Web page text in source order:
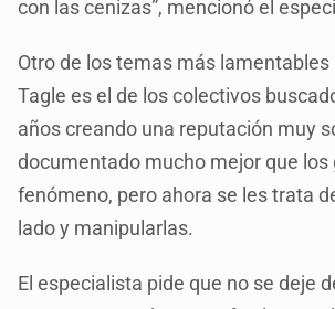
con las cenizas”, mencionó el
Otro de los temas más lamentables
Tagle es el de los colectivos
años creando una reputación muy
documentado mucho mejor que los
fenómeno, pero ahora se les trata
lado y manipularlas.
El especialista pide que no se deje